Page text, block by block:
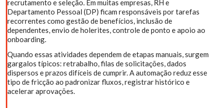
recrutamento e seleção. Em muitas empresas, RH e
Departamento Pessoal (DP) ficam responsáveis por tarefas
recorrentes como gestão de benefícios, inclusão de
dependentes, envio de holerites, controle de ponto e apoio ao
onboarding.
Quando essas atividades dependem de etapas manuais, surgem
gargalos típicos: retrabalho, filas de solicitações, dados
dispersos e prazos difíceis de cumprir. A automação reduz esse
tipo de fricção ao padronizar fluxos, registrar histórico e
acelerar aprovações.